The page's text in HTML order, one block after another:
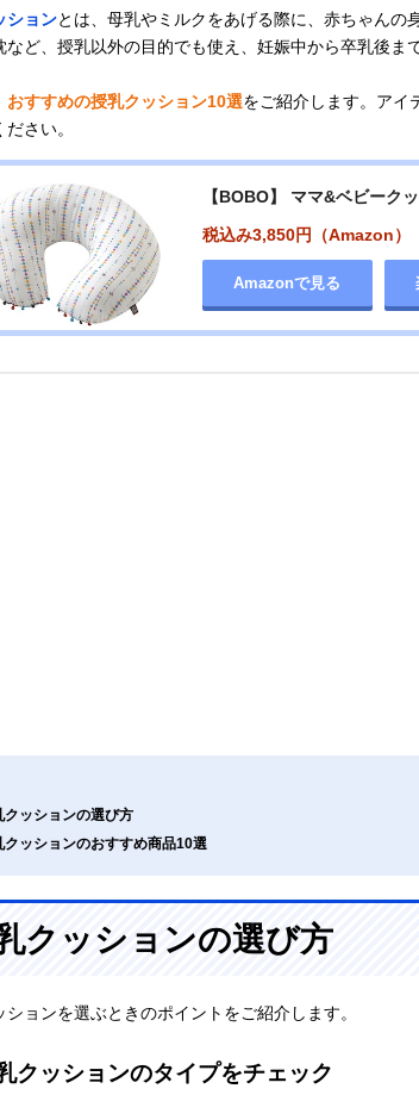
ションとは、母乳やミルクをあげる際に、赤ちゃんの
など、授乳以外の目的でも使え、妊娠中から卒乳後ま
おすすめの授乳クッション10選をご紹介します。アイ
さい。
【BOBO】 ママ&ベビーク
税込み3,850円（Amazon）
Amazonで見る
クッションの選び方
クッションのおすすめ商品10選
クッションの選び方
ションを選ぶときのポイントをご紹介します。
クッションのタイプをチェック